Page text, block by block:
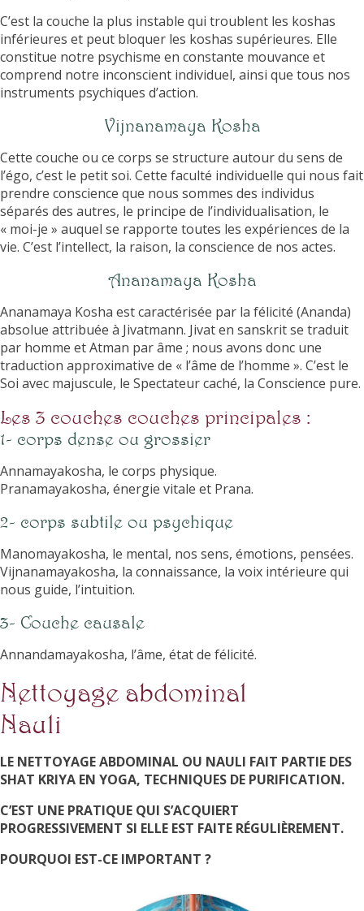
C’est la couche la plus instable qui troublent les koshas
inférieures et peut bloquer les koshas supérieures. Elle
constitue notre psychisme en constante mouvance et
comprend notre inconscient individuel, ainsi que tous nos
instruments psychiques d’action.
Vijnanamaya Kosha
Cette couche ou ce corps se structure autour du sens de
l’égo, c’est le petit soi. Cette faculté individuelle qui nous fait
prendre conscience que nous sommes des individus
séparés des autres, le principe de l’individualisation, le
« moi-je » auquel se rapporte toutes les expériences de la
vie. C’est l’intellect, la raison, la conscience de nos actes.
Ananamaya Kosha
Ananamaya Kosha est caractérisée par la félicité (Ananda)
absolue attribuée à Jivatmann. Jivat en sanskrit se traduit
par homme et Atman par âme ; nous avons donc une
traduction approximative de « l’âme de l’homme ». C’est le
Soi avec majuscule, le Spectateur caché, la Conscience pure.
Les 3 couches couches principales :
1- corps dense ou grossier
Annamayakosha, le corps physique.
Pranamayakosha, énergie vitale et Prana.
2- corps subtile ou psychique
Manomayakosha, le mental, nos sens, émotions, pensées.
Vijnanamayakosha, la connaissance, la voix intérieure qui
nous guide, l’intuition.
3- Couche causale
Annandamayakosha, l’âme, état de félicité.
Nettoyage abdominal
Nauli
LE NETTOYAGE ABDOMINAL OU NAULI FAIT PARTIE DES
SHAT KRIYA EN YOGA, TECHNIQUES DE PURIFICATION.
C’EST UNE PRATIQUE QUI S’ACQUIERT
PROGRESSIVEMENT SI ELLE EST FAITE RÉGULIÈREMENT.
POURQUOI EST-CE IMPORTANT ?